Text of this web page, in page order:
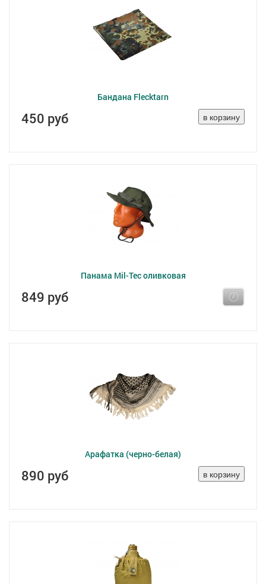
Бандана Flecktarn
450 руб
Панама Mil-Tec оливковая
849 руб
Арафатка (черно-белая)
890 руб